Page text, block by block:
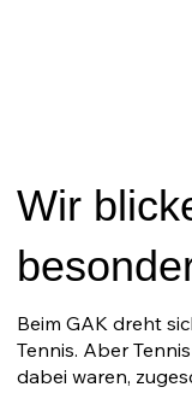
Wir
Beim GAK dreht
Tennis. Aber
dabei waren,